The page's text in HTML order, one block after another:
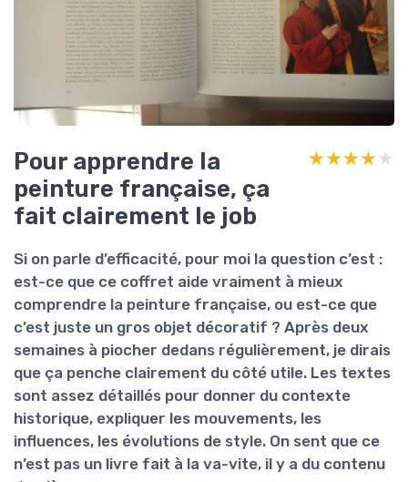
Pour apprendre la
peinture française, ça
fait clairement le job
★★★★★
★★★★★
Si on parle d’efficacité, pour moi la question c’est :
est-ce que ce coffret aide vraiment à mieux
comprendre la peinture française, ou est-ce que
c’est juste un gros objet décoratif ? Après deux
semaines à piocher dedans régulièrement, je dirais
que ça penche clairement du côté utile. Les textes
sont assez détaillés pour donner du contexte
historique, expliquer les mouvements, les
influences, les évolutions de style. On sent que ce
n’est pas un livre fait à la va-vite, il y a du contenu